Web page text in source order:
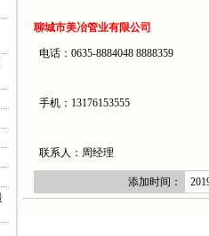
聊城市美冶管业有限公司
电话：0635-8884048 8888359
手机：13176153555
联系人：周经理
添加时间：